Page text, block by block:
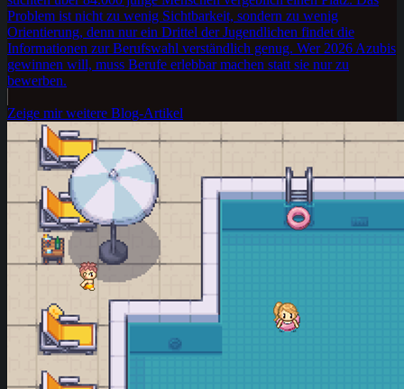
Problem ist nicht zu wenig Sichtbarkeit, sondern zu wenig
Orientierung, denn nur ein Drittel der Jugendlichen findet die
Informationen zur Berufswahl verständlich genug. Wer 2026 Azubis
gewinnen will, muss Berufe erlebbar machen statt sie nur zu
bewerben.
Zeige mir weitere Blog-Artikel